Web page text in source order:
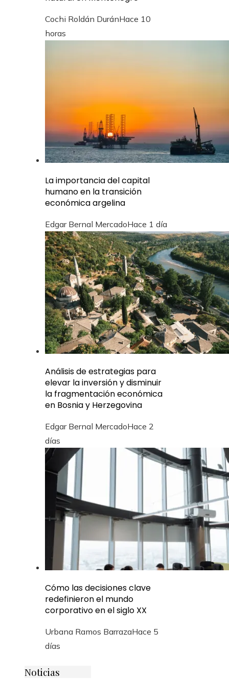
Cochi Roldán DuránHace 10
horas
La importancia del capital
humano en la transición
económica argelina
Edgar Bernal MercadoHace 1 día
Análisis de estrategias para
elevar la inversión y disminuir
la fragmentación económica
en Bosnia y Herzegovina
Edgar Bernal MercadoHace 2
días
Cómo las decisiones clave
redefinieron el mundo
corporativo en el siglo XX
Urbana Ramos BarrazaHace 5
días
Noticias